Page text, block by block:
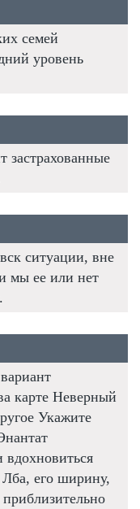
семей
уровень
застрахованные
ситуации, вне
мы ее или нет
карте Неверный
Укажите
Лба, его ширину,